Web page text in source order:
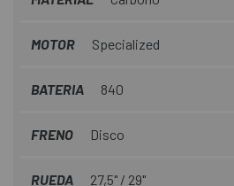
MOTOR Specialized
BATERIA 840
FRENO Disco
RUEDA 27,5" / 29"